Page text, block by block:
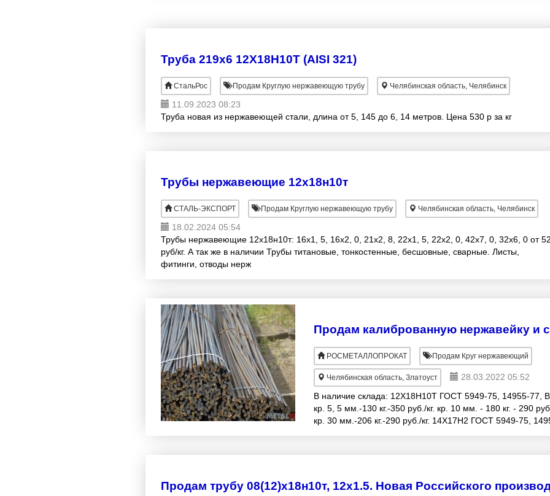
Труба 219х6 12Х18Н10Т (AISI 321)
СтальРос Продам Круглую нержавеющую трубу Челябинская область, Челябинск
11.09.2023 08:23
Труба новая из нержавеющей стали, длина от 5, 145 до 6, 14 метров. Цена 530 р за кг
Трубы нержавеющие 12х18н10т
СТАЛЬ-ЭКСПОРТ Продам Круглую нержавеющую трубу Челябинская область, Челябинск
18.02.2024 05:54
Трубы нержавеющие 12х18н10т: 16х1, 5, 16х2, 0, 21х2, 8, 22х1, 5, 22х2, 0, 42х7, 0, 32х6, 0 от
руб/кг. А так же в наличии Трубы титановые, тонкостенные, бесшовные, сварные. Листы,
фитинги, отводы нерж
РОСМЕТАЛЛОПРОКАТ Продам Круг нержавеющий
Челябинская область, Златоуст
28.03.2022 05:52
В наличие склада: 12Х18Н10Т ГОСТ 5949-75, 14955-77,
кр. 5, 5 мм.-130 кг.-350 руб./кг. кр. 10 мм. - 180 кг. - 290
кр. 30 мм.-206 кг.-290 руб./кг. 14Х17Н2 ГОСТ 5949-75,